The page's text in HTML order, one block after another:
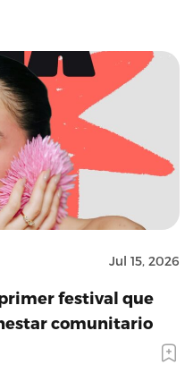
Jul 15, 2026
festival que
comunitario